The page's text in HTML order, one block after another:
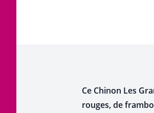
Ce Chinon Les
rouges, de